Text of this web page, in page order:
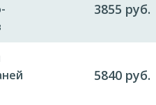
3855 руб.
5840 руб.